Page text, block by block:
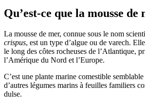
Qu’est-ce que la mousse de
La mousse de mer, connue sous le nom
crispus, est un type d’algue ou de varech.
le long des côtes rocheuses de l’Atlantique,
l’Amérique du Nord et l’Europe.
C’est une plante marine comestible semblable
d’autres légumes marins à feuilles familiers
dulse.